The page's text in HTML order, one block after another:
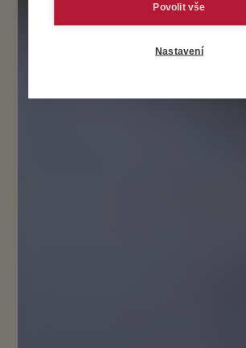
Povolit vše
Nastavení